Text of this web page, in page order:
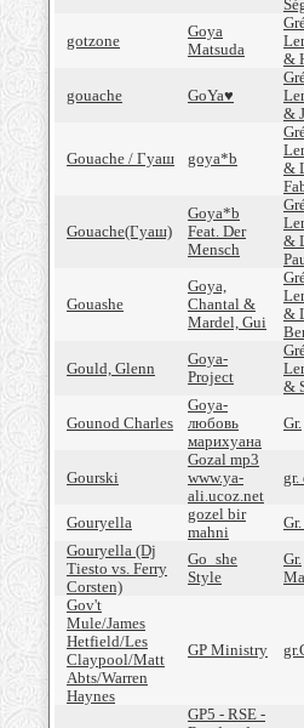
gotzone
Goya
Matsuda
&
gouache GoYa♥
&
Gouache / Гуаш goya*b
&
Gouache(Гуаш)
Goya*b
Feat. Der
Mensch
&
Gouashe
Goya,
Chantal &
Mardel, Gui
&
Gould, Glenn
Goya-
Project
&
Gounod Charles
Goya-
любовь
марихуана
Gr.
Gourski
Gozal mp3
www.ya-
ali.ucoz.net
gr.
Gouryella
gozel bir
mahni
Gouryella (Dj
Tiesto vs. Ferry
Corsten)
Go_she
Style
Gr.
Gov't
Mule/James
Hetfield/Les
Claypool/Matt
Abts/Warren
Haynes
GP Ministry
GP5 - RSE -